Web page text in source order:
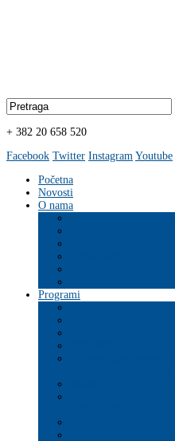
+ 382 20 658 520
Facebook Twitter Instagram Youtube
Početna
Novosti
O nama
Programi